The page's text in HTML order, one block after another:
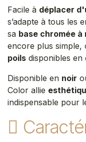
Facile à déplacer
s’adapte à tous les
sa base chromée
encore plus simple,
poils disponibles en
Disponible en noir
Color allie
indispensable pour